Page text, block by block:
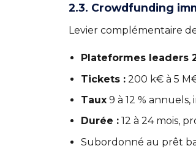
2.3. Crowdfunding
Levier complémentaire
Plateformes leaders
Tickets : 200 k€ à 5
Taux 9 à 12 %
Durée : 12 à 24 mois,
Subordonné au prêt